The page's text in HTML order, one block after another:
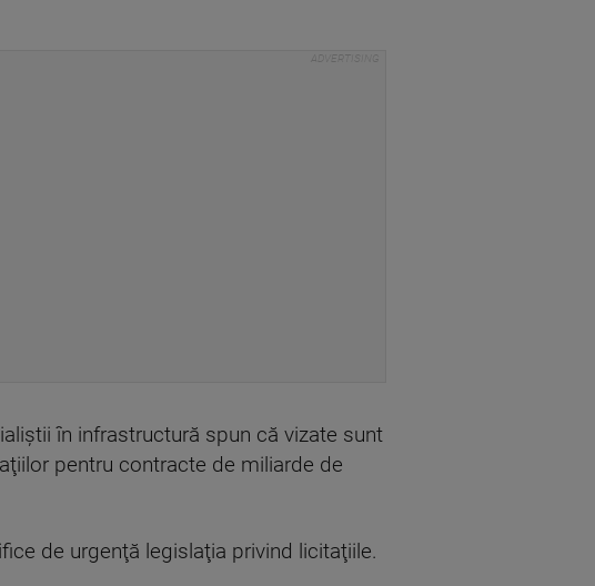
în infrastructură spun că vizate sunt
pentru contracte de miliarde de
de urgenţă legislaţia privind licitaţiile.